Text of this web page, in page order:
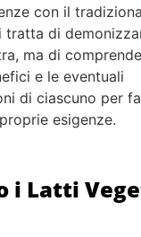
con il
tratta di
ma di
e le eventuali
di ciascuno per
esigenze.
i Latti